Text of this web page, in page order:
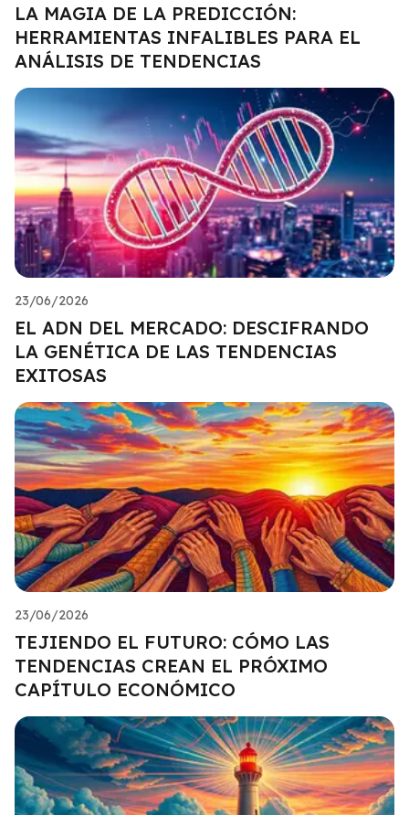
LA MAGIA DE LA PREDICCIÓN:
HERRAMIENTAS INFALIBLES PARA EL
ANÁLISIS DE TENDENCIAS
23/06/2026
EL ADN DEL MERCADO: DESCIFRANDO
LA GENÉTICA DE LAS TENDENCIAS
EXITOSAS
23/06/2026
TEJIENDO EL FUTURO: CÓMO LAS
TENDENCIAS CREAN EL PRÓXIMO
CAPÍTULO ECONÓMICO